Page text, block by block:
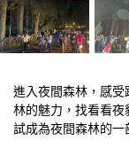
進入夜間森林，感
林的魅力，找看看
試成為夜間森林的一